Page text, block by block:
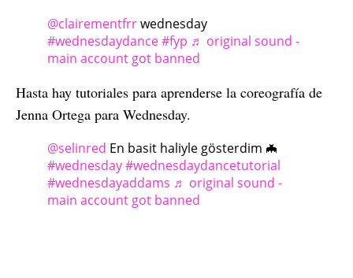
@clairementfrrwednesday
#wednesdaydance#fyp ♬ original sound -
main account got banned
Hasta hay tutoriales para aprenderse la coreografía de
Jenna Ortega para Wednesday.
@selinred En basit haliyle gösterdim 🦇
#wednesday#wednesdaydancetutorial
#wednesdayaddams ♬ original sound -
main account got banned